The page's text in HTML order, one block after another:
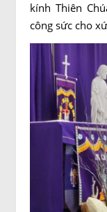
kính Thiên
công sức cho